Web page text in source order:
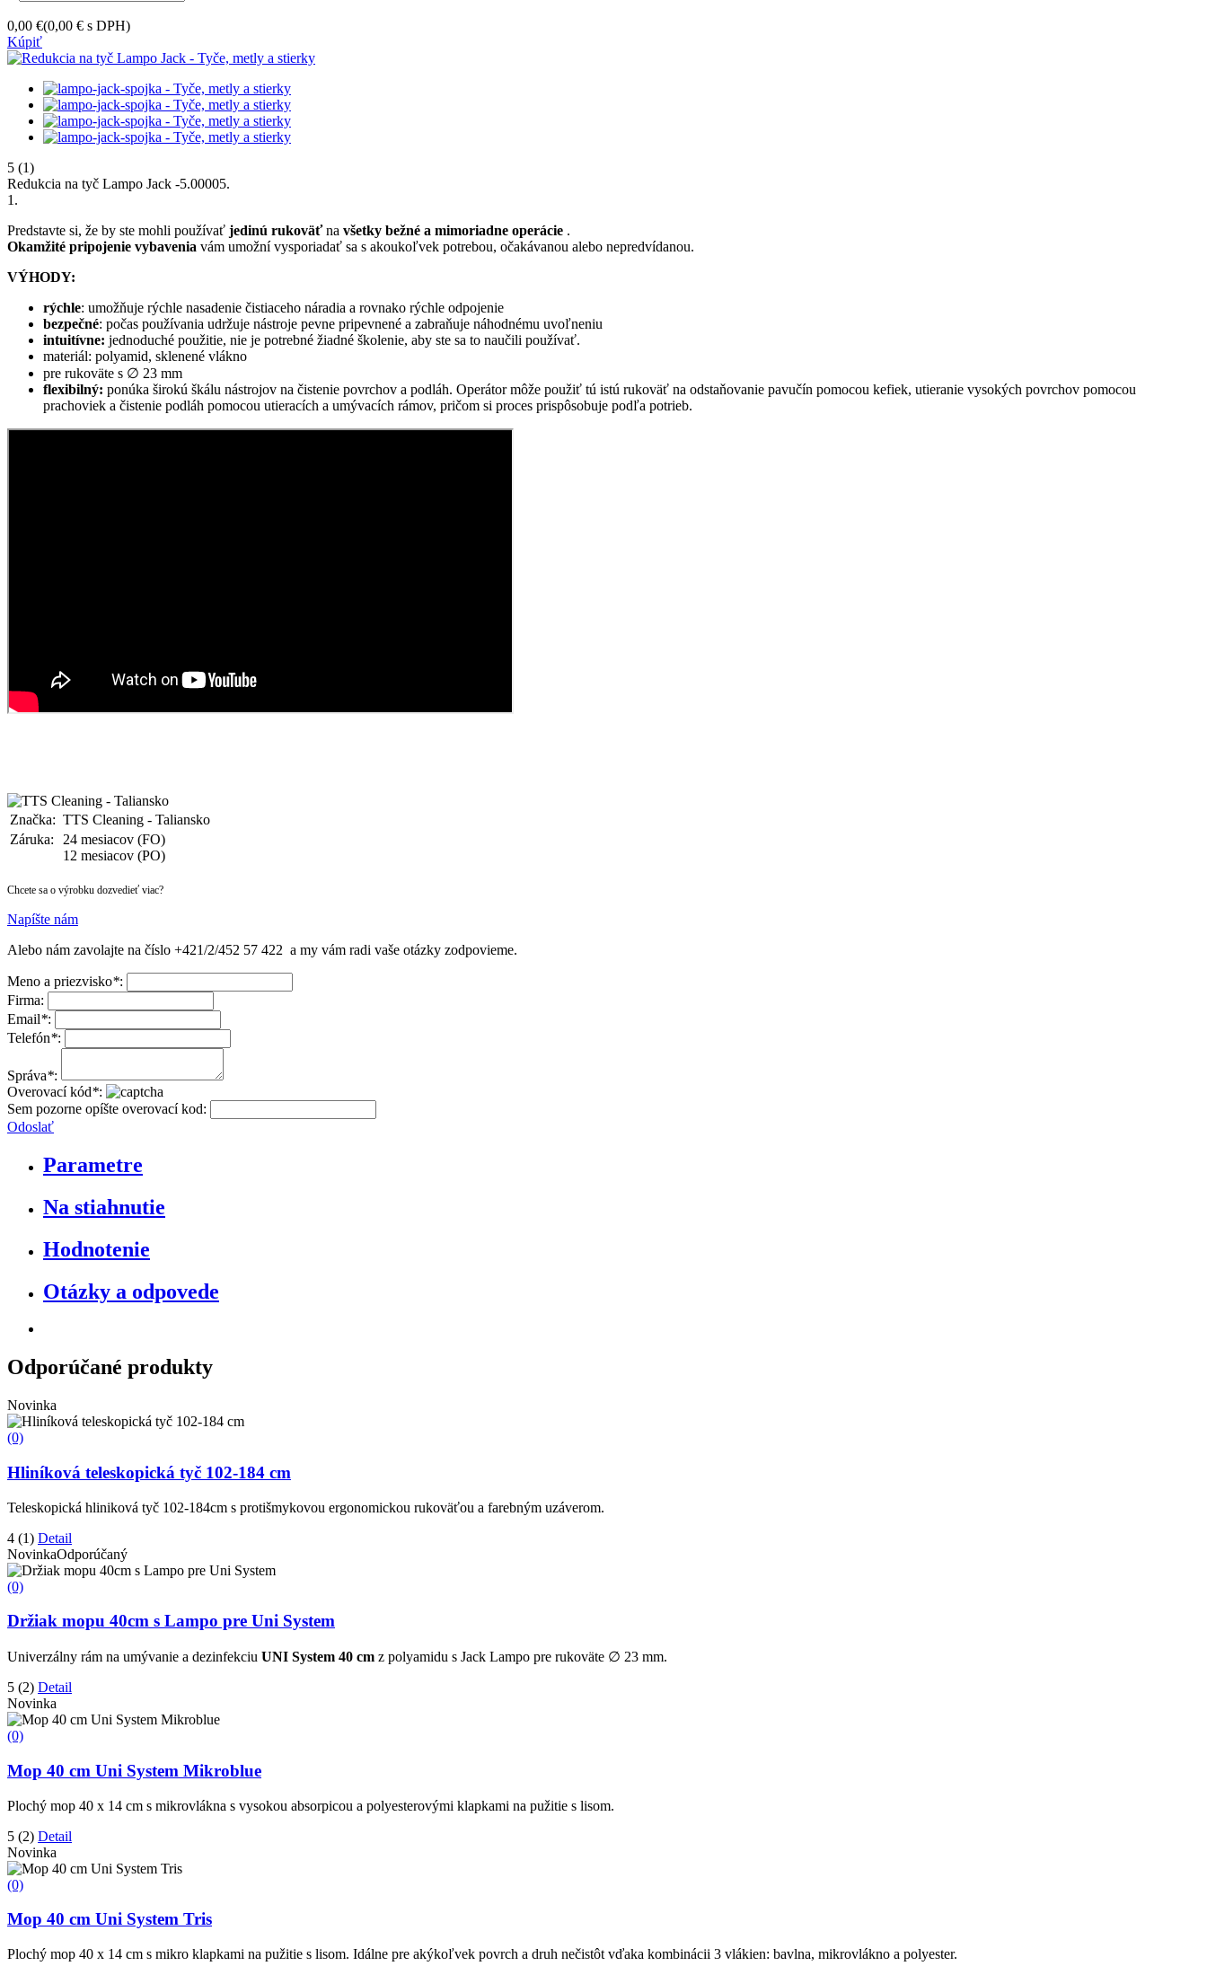
0,00 €(0,00 € s DPH)
Kúpiť
5 (1)
Redukcia na tyč Lampo Jack -5.00005.
1 .
Predstavte si, že by ste mohli používať jedinú rukoväťna všetky bežné a mimoriadne operácie .
Okamžité pripojenie vybavenia vám umožní vysporiadať sa s akoukoľvek potrebou, očakávanou alebo nepredvídanou.
VÝHODY:
rýchle: umožňuje rýchle nasadenie čistiaceho náradia a rovnako rýchle odpojenie
bezpečné: počas používania udržuje nástroje pevne pripevnené a zabraňuje náhodnému uvoľneniu
intuitívne: jednoduché použitie, nie je potrebné žiadné školenie, aby ste sa to naučili používať.
materiál: polyamid, sklenené vlákno
pre rukoväte s ∅ 23 mm
flexibilný: ponúka širokú škálu nástrojov na čistenie povrchov a podláh. Operátor môže použiť tú istú rukoväť na odstaňovanie pavučín pomocou kefiek, utieranie vysokých povrchov pomocou
prachoviek a čistenie podláh pomocou utieracích a umývacích rámov, pričom si proces prispôsobuje podľa potrieb.
Značka: TTS Cleaning - Taliansko
Záruka:
24 mesiacov (FO)
12 mesiacov (PO)
Chcete sa o výrobku dozvedieť viac?
Napíšte nám
Alebo nám zavolajte na číslo +421/2/452 57 422 a my vám radi vaše otázky zodpovieme.
Meno a priezvisko*:
Firma:
Email*:
Telefón*:
Správa*:
Overovací kód*:
Sem pozorne opíšte overovací kod:
Odoslať
Parametre
Na stiahnutie
Hodnotenie
Otázky a odpovede
Odporúčané produkty
Novinka
(0)
Hliníková teleskopická tyč 102-184 cm
Teleskopická hliniková tyč 102-184cm s protišmykovou ergonomickou rukoväťou a farebným uzáverom.
4 (1) Detail
NovinkaOdporúčaný
(0)
Držiak mopu 40cm s Lampo pre Uni System
Univerzálny rám na umývanie a dezinfekciu UNI System 40 cm z polyamidu s Jack Lampo pre rukoväte ∅ 23 mm.
5 (2) Detail
Novinka
(0)
Mop 40 cm Uni System Mikroblue
Plochý mop 40 x 14 cm s mikrovlákna s vysokou absorpicou a polyesterovými klapkami na pužitie s lisom.
5 (2) Detail
Novinka
(0)
Mop 40 cm Uni System Tris
Plochý mop 40 x 14 cm s mikro klapkami na pužitie s lisom. Idálne pre akýkoľvek povrch a druh nečistôt vďaka kombinácii 3 vlákien: bavlna, mikrovlákno a polyester.